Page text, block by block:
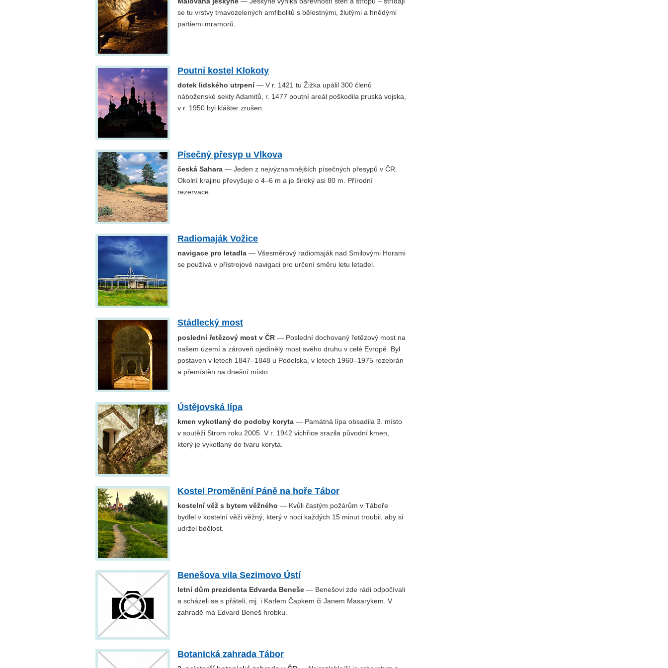
se tu vrstvy tmavozelených amfibolitů s bělostnými, žlutými a hnědými
partiemi mramorů.
Poutní kostel Klokoty
dotek lidského utrpení— V r. 1421 tu Žižka upálil 300 členů
náboženské sekty Adamitů, r. 1477 poutní areál poškodila pruská vojska,
v r. 1950 byl klášter zrušen.
Písečný přesyp u Vlkova
česká Sahara — Jeden z nejvýznamnějších písečných přesypů v ČR.
Okolní krajinu převyšuje o 4–6 m a je široký asi 80 m. Přírodní
rezervace.
Radiomaják Vožice
navigace pro letadla — Všesměrový radiomaják nad Smilovými Horami
se používá v přístrojové navigaci pro určení směru letu letadel.
Stádlecký most
poslední řetězový most v ČR — Poslední dochovaný řetězový most na
našem území a zároveň ojedinělý most svého druhu v celé Evropě. Byl
postaven v letech 1847–1848 u Podolska, v letech 1960–1975 rozebrán
a přemístěn na dnešní místo.
Ústějovská lípa
kmen vykotlaný do podoby koryta — Památná lípa obsadila 3. místo
v soutěži Strom roku 2005. V r. 1942 vichřice srazila původní kmen,
který je vykotlaný do tvaru koryta.
Kostel Proměnění Páně na hoře Tábor
kostelní věž s bytem věžného — Kvůli častým požárům v Táboře
bydlel v kostelní věži věžný, který v noci každých 15 minut troubil, aby si
udržel bdělost.
Benešova vila Sezimovo Ústí
letní dům prezidenta Edvarda Beneše — Benešovi zde rádi odpočívali
a scházeli se s přáteli, mj. i Karlem Čapkem či Janem Masarykem. V
zahradě má Edvard Beneš hrobku.
Botanická zahrada Tábor